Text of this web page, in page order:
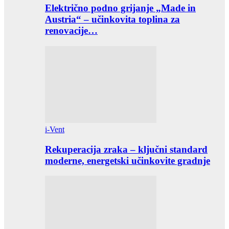
Električno podno grijanje „Made in
Austria“ – učinkovita toplina za
renovacije…
i-Vent
Rekuperacija zraka – ključni standard
moderne, energetski učinkovite gradnje